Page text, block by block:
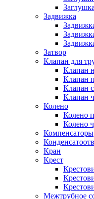
Задвижка
Затвор
Клапан для
Клапан
Клапан
Клапан
Клапан
Колено
Колено
Колено
Компенсаторы
Кран
Крест
Межтрубное